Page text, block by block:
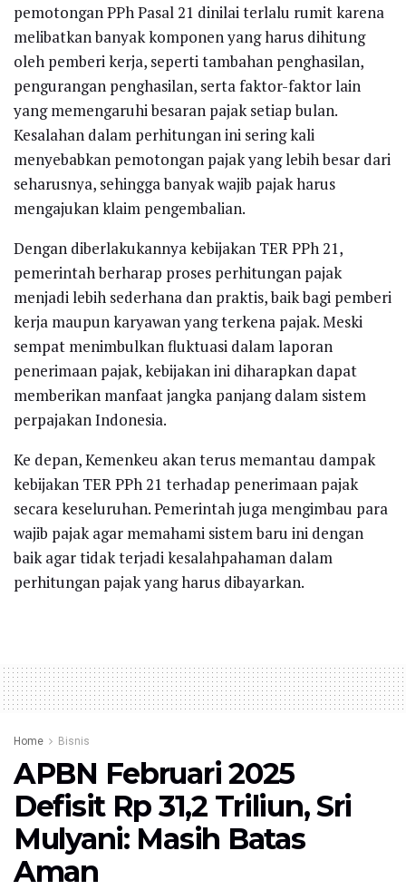
pemotongan PPh Pasal 21 dinilai terlalu rumit karena
melibatkan banyak komponen yang harus dihitung
oleh pemberi kerja, seperti tambahan penghasilan,
pengurangan penghasilan, serta faktor-faktor lain
yang memengaruhi besaran pajak setiap bulan.
Kesalahan dalam perhitungan ini sering kali
menyebabkan pemotongan pajak yang lebih besar dari
seharusnya, sehingga banyak wajib pajak harus
mengajukan klaim pengembalian.
Dengan diberlakukannya kebijakan TER PPh 21,
pemerintah berharap proses perhitungan pajak
menjadi lebih sederhana dan praktis, baik bagi pemberi
kerja maupun karyawan yang terkena pajak. Meski
sempat menimbulkan fluktuasi dalam laporan
penerimaan pajak, kebijakan ini diharapkan dapat
memberikan manfaat jangka panjang dalam sistem
perpajakan Indonesia.
Ke depan, Kemenkeu akan terus memantau dampak
kebijakan TER PPh 21 terhadap penerimaan pajak
secara keseluruhan. Pemerintah juga mengimbau para
wajib pajak agar memahami sistem baru ini dengan
baik agar tidak terjadi kesalahpahaman dalam
perhitungan pajak yang harus dibayarkan.
Home Bisnis
APBN Februari 2025
Defisit Rp 31,2 Triliun, Sri
Mulyani: Masih Batas
Aman